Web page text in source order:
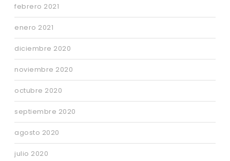
febrero 2021
enero 2021
diciembre 2020
noviembre 2020
octubre 2020
septiembre 2020
agosto 2020
julio 2020